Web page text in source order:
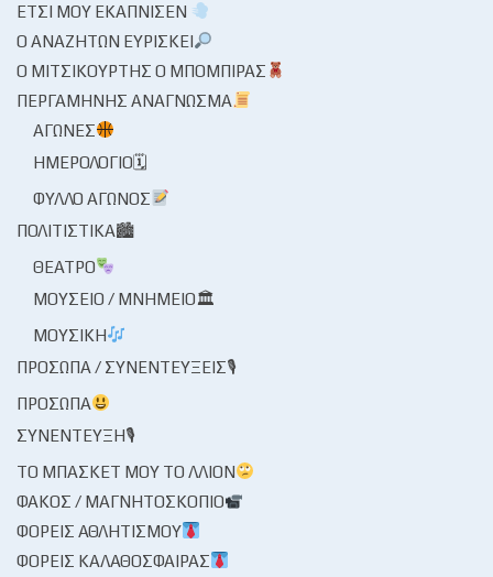
ΈΤΣΙ ΜΟΥ ΕΚΆΠΝΙΣΕΝ
Ο ΑΝΑΖΗΤΏΝ ΕΥΡΊΣΚΕΙ
Ο ΜΙΤΣΙΚΟΥΡΤΉΣ Ο ΜΠΌΜΠΙΡΑΣ
ΠΕΡΓΑΜΗΝΉΣ ΑΝΆΓΝΩΣΜΑ
ΑΓΏΝΕΣ
ΗΜΕΡΟΛΌΓΙΟ🗓
ΦΎΛΛΟ ΑΓΏΝΟΣ
ΠΟΛΙΤΙΣΤΙΚΆ🏙
ΘΈΑΤΡΟ
ΜΟΥΣΕΊΟ / ΜΝΗΜΕΊΟ🏛
ΜΟΥΣΙΚΉ
ΠΡΌΣΩΠΑ / ΣΥΝΕΝΤΕΎΞΕΙΣ🎙
ΠΡΌΣΩΠΑ
ΣΥΝΈΝΤΕΥΞΗ🎙
ΤΟ ΜΠΆΣΚΕΤ ΜΟΥ ΤΟ ΛΛΊΟΝ
ΦΑΚΌΣ / ΜΑΓΝΗΤΟΣΚΌΠΙΟ
ΦΟΡΕΊΣ ΑΘΛΗΤΙΣΜΟΎ
ΦΟΡΕΊΣ ΚΑΛΑΘΌΣΦΑΙΡΑΣ